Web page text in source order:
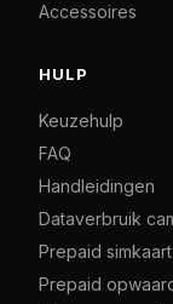
Accessoires
HULP
Keuzehulp
FAQ
Handleidingen
Dataverbruik
Prepaid simkaart
Prepaid